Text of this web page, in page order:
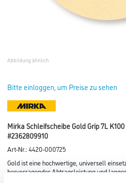
Abbildung ähnlich
Bitte einloggen, um Preise zu sehen
Mirka Schleifscheibe Gold Grip 7L
#2362809910
Art-Nr.:4420-000725
Gold ist eine hochwertige, universell
hervorragender Abtragsleistung und